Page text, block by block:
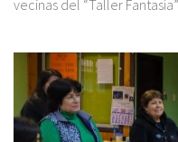
vecinas del “Taller